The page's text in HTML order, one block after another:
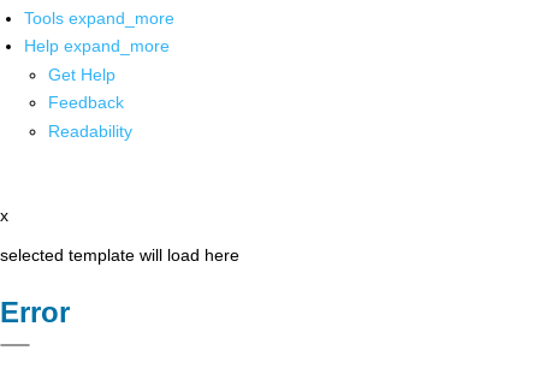
Tools expand_more
Help expand_more
Get Help
Feedback
Readability
x
selected template will load here
Error